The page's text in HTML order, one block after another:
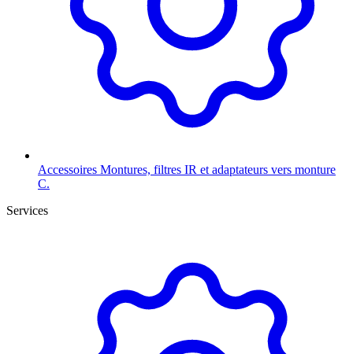
Accessoires Montures, filtres IR et adaptateurs vers monture
C.
Services